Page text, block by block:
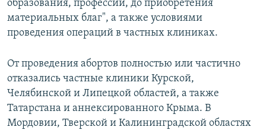
образования, профессии, до приобретения
материальных благ", а также условиями
проведения операций в частных клиниках.
От проведения абортов полностью или частично
отказались частные клиники Курской,
Челябинской и Липецкой областей, а также
Татарстана и аннексированного Крыма. В
Мордовии, Тверской и Калининградской областях